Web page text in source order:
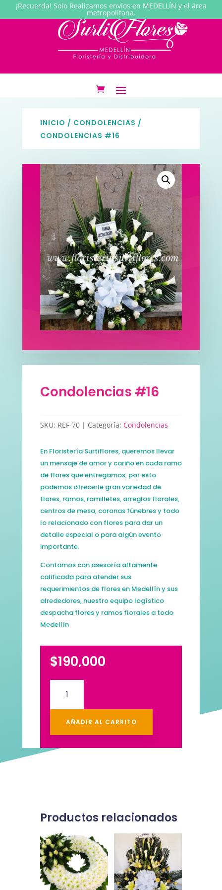
¡Recuerda! Solo Realizamos envíos en MEDELLÍN y el área
metropolitana.
INICIO / CONDOLENCIAS /
CONDOLENCIAS #16
Condolencias #16
SKU: REF-70 Categoría: Condolencias
En Floristería Surtiflores, queremos llevar
un mensaje de amor y cariño en cada ramo
de flores que entregamos, por esto
podemos ofrecerle gran variedad de
flores, ramos, ramilletes, arreglos florales,
centros de mesa, coronas fúnebres y todo
lo relacionado con flores para dar un
detalle especial o para algún evento
importante.
Contamos con asesoría altamente
calificada para atender sus
requerimientos de flores en Medellín y sus
alrededores, nuestro equipo logístico
despacha flores y ramos florales a todo
Medellín
$190,000
cantidad
AÑADIR AL CARRITO
Productos relacionados